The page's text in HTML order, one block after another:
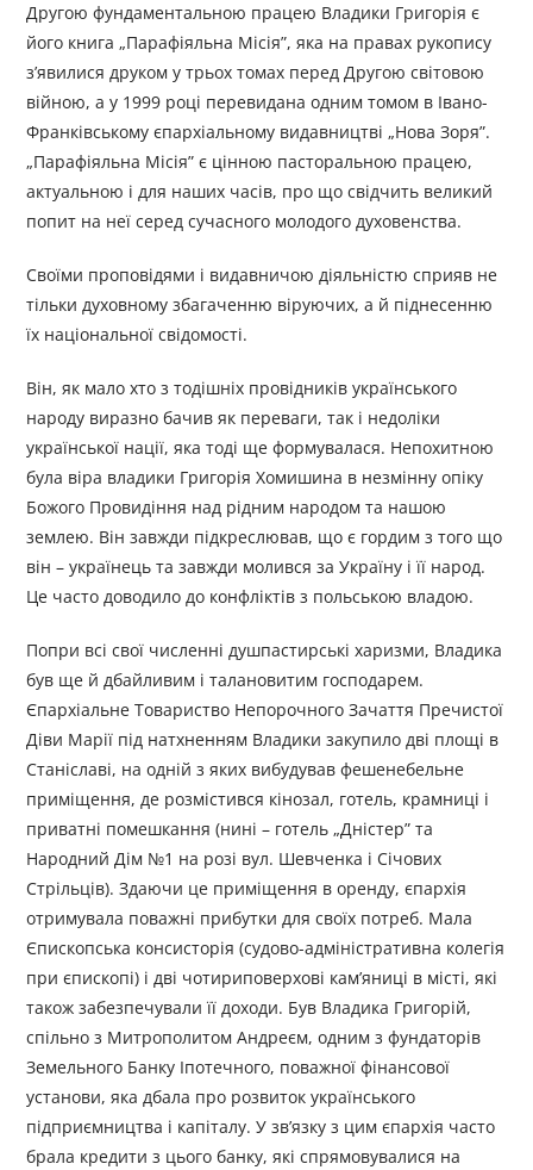
Другою фундаментальною працею Владики Григорія є
його книга „Парафіяльна Місія”, яка на правах рукопису
з’явилися друком у трьох томах перед Другою світовою
війною, а у 1999 році перевидана одним томом в Івано-
Франківському єпархіальному видавництві „Нова Зоря”.
„Парафіяльна Місія” є цінною пасторальною працею,
актуальною і для наших часів, про що свідчить великий
попит на неї серед сучасного молодого духовенства.
Своїми проповідями і видавничою діяльністю сприяв не
тільки духовному збагаченню віруючих, а й піднесенню
їх національної свідомості.
Він, як мало хто з тодішніх провідників українського
народу виразно бачив як переваги, так і недоліки
української нації, яка тоді ще формувалася. Непохитною
була віра владики Григорія Хомишина в незмінну опіку
Божого Провидіння над рідним народом та нашою
землею. Він завжди підкреслював, що є гордим з того що
він – українець та завжди молився за Україну і її народ.
Це часто доводило до конфліктів з польською владою.
Попри всі свої численні душпастирські харизми, Владика
був ще й дбайливим і талановитим господарем.
Єпархіальне Товариство Непорочного Зачаття Пречистої
Діви Марії під натхненням Владики закупило дві площі в
Станіславі, на одній з яких вибудував фешенебельне
приміщення, де розмістився кінозал, готель, крамниці і
приватні помешкання (нині – готель „Дністер” та
Народний Дім №1 на розі вул. Шевченка і Січових
Стрільців). Здаючи це приміщення в оренду, єпархія
отримувала поважні прибутки для своїх потреб. Мала
Єпископська консисторія (судово-адміністративна колегія
при єпископі) і дві чотириповерхові кам’яниці в місті, які
також забезпечували її доходи. Був Владика Григорій,
спільно з Митрополитом Андреєм, одним з фундаторів
Земельного Банку Іпотечного, поважної фінансової
установи, яка дбала про розвиток українського
підприємництва і капіталу. У зв’язку з цим єпархія часто
брала кредити з цього банку, які спрямовувалися на